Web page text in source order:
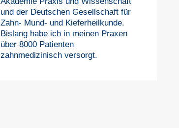
und der Deutschen Gesellschaft für
Zahn- Mund- und Kieferheilkunde.
Bislang habe ich in meinen Praxen
über 8000 Patienten
zahnmedizinisch versorgt.